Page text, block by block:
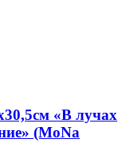
«В лучах
(MoNa